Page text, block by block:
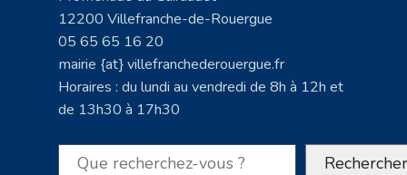
12200 Villefranche-de-Rouergue
05 65 65 16 20
mairie {at} villefranchederouergue.fr
Horaires : du lundi au vendredi de 8h à 12h et
de 13h30 à 17h30
Rechercher Rechercher